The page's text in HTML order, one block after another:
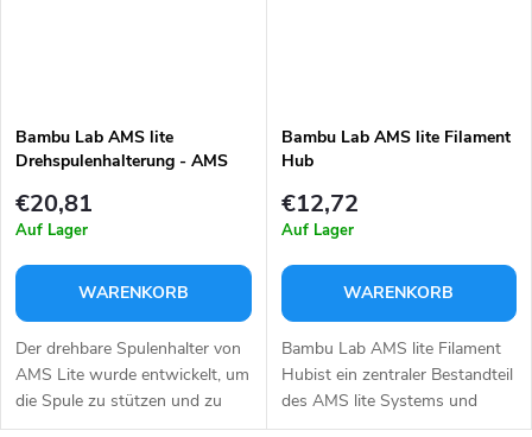
Bambu Lab AMS lite
Drehspulenhalterung - AMS
€20,81
Auf Lager
WARENKORB
Der drehbare Spulenhalter von
AMS Lite wurde entwickelt, um
die Spule zu stützen und zu
halten, wenn sie am AMS Lite
Bambu Lab AMS lite Filament
Hub
€12,72
Auf Lager
WARENKORB
Bambu Lab AMS lite Filament
Hubist ein zentraler Bestandteil
des AMS lite Systems und
spielt eine Schlüsselrolle im